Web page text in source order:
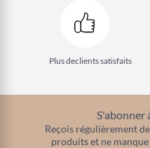
Plus declients satisfaits
S'abonner
Reçois régulièrement
produits et ne